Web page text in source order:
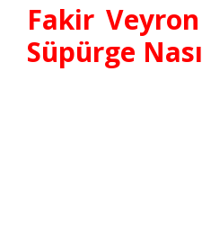
Fakir
Süpürge